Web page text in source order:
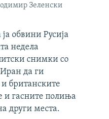
Зеленски
обвини Русија
недела
снимки со
да ги
британските
и гасните полиња
други места.